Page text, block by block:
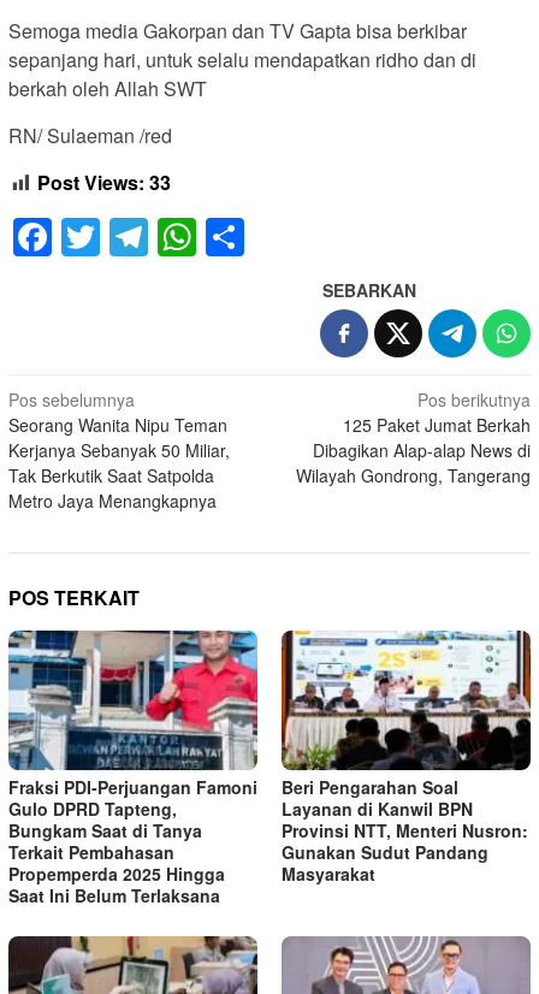
Semoga media Gakorpan dan TV Gapta bisa berkibar
sepanjang hari, untuk selalu mendapatkan ridho dan di
berkah oleh Allah SWT
RN/ Sulaeman /red
Post Views: 33
Facebook
Twitter
Telegram
WhatsApp
SEBARKAN
Navigasi
pos
Pos sebelumnya
Seorang Wanita Nipu Teman
Kerjanya Sebanyak 50 Miliar,
Tak Berkutik Saat Satpolda
Metro Jaya Menangkapnya
Pos berikutnya
125 Paket Jumat Berkah
Dibagikan Alap-alap News di
Wilayah Gondrong, Tangerang
POS TERKAIT
Fraksi PDI-Perjuangan Famoni
Gulo DPRD Tapteng,
Bungkam Saat di Tanya
Terkait Pembahasan
Propemperda 2025 Hingga
Saat Ini Belum Terlaksana
Beri Pengarahan Soal
Layanan di Kanwil BPN
Provinsi NTT, Menteri Nusron:
Gunakan Sudut Pandang
Masyarakat